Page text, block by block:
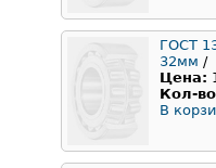
ГОСТ
32мм /
Цена:
Кол-
В